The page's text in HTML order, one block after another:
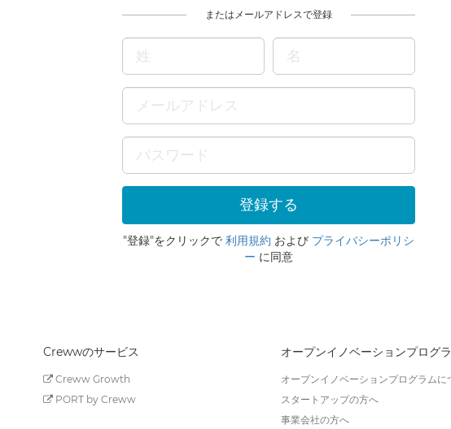
またはメールアドレスで登録
"登録"をクリックで 利用規約 および プライバシーポリシ
ー に同意
Crewwのサービス
Creww Growth
PORT by Creww
オープンイノベーションプログ
オープンイノベーションプログラムに
スタートアップの方へ
事業会社の方へ